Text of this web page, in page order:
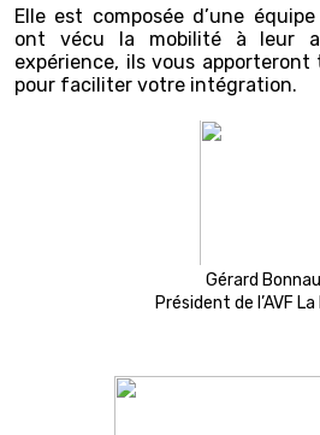
Elle est composée d’une
ont vécu la mobilité à leur
expérience, ils vous apporteront
pour faciliter votre intégration.
Gérard
Président de l’AVF